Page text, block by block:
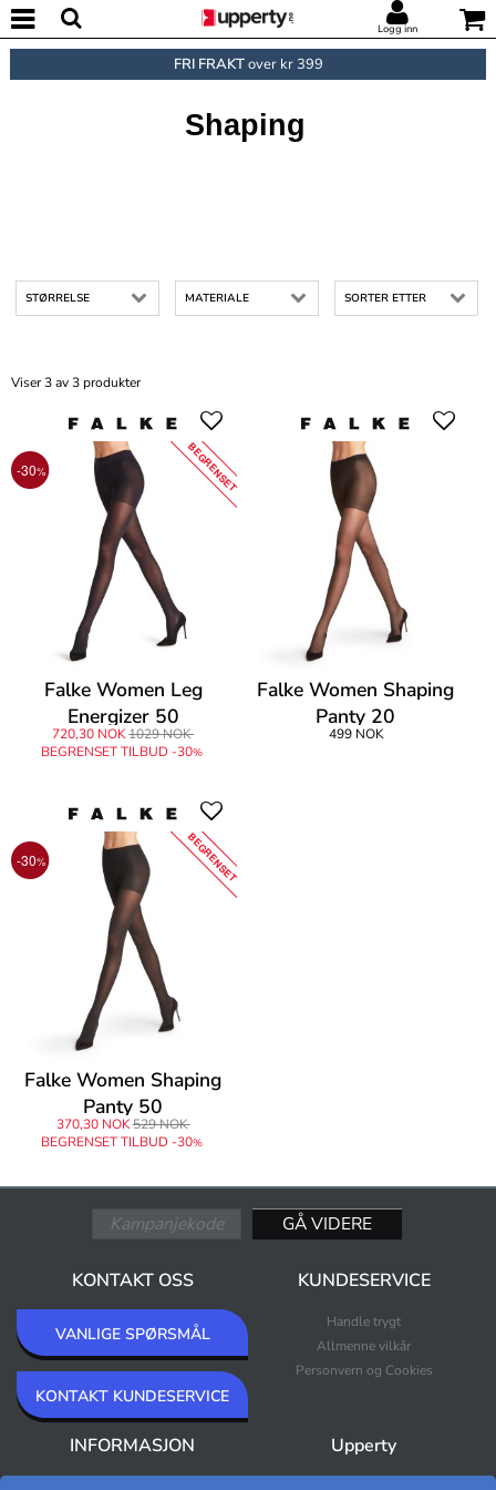
Logg inn
FRI FRAKTover kr 399
Shaping
STØRRELSE MATERIALE SORTER ETTER
Viser 3 av 3 produkter
-30% BEGRENSET
Falke Women Leg
Energizer 50
720,30 NOK1029 NOK
BEGRENSET TILBUD -30%
Falke Women Shaping
Panty 20
499 NOK
-30% BEGRENSET
Falke Women Shaping
Panty 50
370,30 NOK529 NOK
BEGRENSET TILBUD -30%
KONTAKT OSS
VANLIGE SPØRSMÅL
KONTAKT KUNDESERVICE
KUNDESERVICE
Handle trygt
Allmenne vilkår
Personvern og Cookies
INFORMASJON Upperty